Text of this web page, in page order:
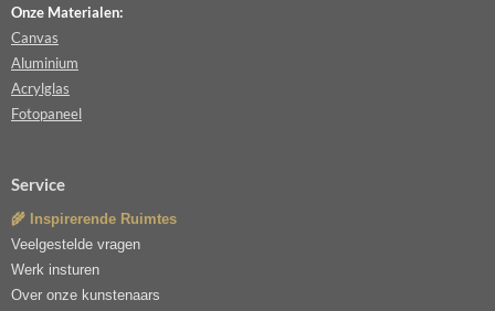
Onze Materialen:
Canvas
Aluminium
Acrylglas
Fotopaneel
Service
🌾 Inspirerende Ruimtes
Veelgestelde vragen
Werk insturen
Over onze kunstenaars